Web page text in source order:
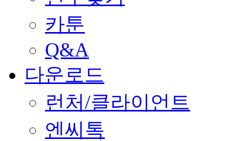
카툰
Q&A
다운로드
런처/클라이언트
엔씨톡